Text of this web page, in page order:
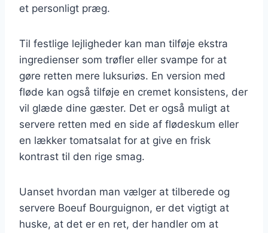
et personligt præg.
Til festlige lejligheder kan man tilføje ekstra
ingredienser som trøfler eller svampe for at
gøre retten mere luksuriøs. En version med
fløde kan også tilføje en cremet konsistens, der
vil glæde dine gæster. Det er også muligt at
servere retten med en side af flødeskum eller
en lækker tomatsalat for at give en frisk
kontrast til den rige smag.
Uanset hvordan man vælger at tilberede og
servere Boeuf Bourguignon, er det vigtigt at
huske, at det er en ret, der handler om at